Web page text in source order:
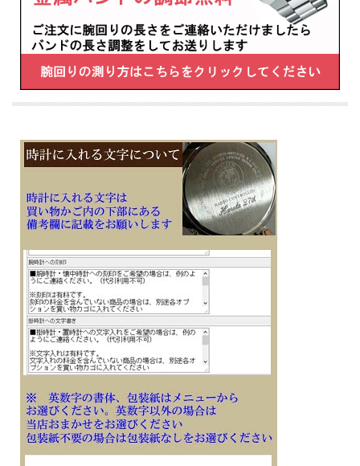
メッセージ文字名入れ刻印した腕時計を永年勤続 周年記念 皆勤 栄転 定年 退職 誕
生日 入学 成人 卒業 結婚式 ご結婚記念 金婚 銀婚 還暦 白寿 喜寿 米寿 古希 古稀 叙
勲 御祝 ホールインワン 贈り物 ギフト 記念品 プレゼントに